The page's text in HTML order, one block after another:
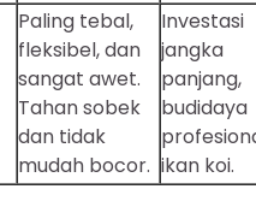
Paling tebal,
fleksibel, dan
sangat awet.
Tahan sobek
dan tidak
mudah bocor.
Investasi
jangka
panjang,
budidaya
ikan koi.